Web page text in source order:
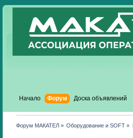
Начало Форум Доска объявлений
Форум МАКАТЕЛ » Оборудование и SOFT »